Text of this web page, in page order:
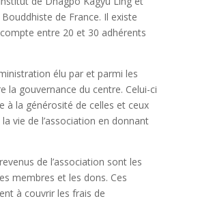
Bouddhiste de France. Il existe
entre 20 et 30 adhérents
élu par et parmi les
la gouvernance du centre. Celui-ci
à la générosité de celles et ceux
vie de l’association en donnant
de l’association sont les
membres et les dons. Ces
à couvrir les frais de